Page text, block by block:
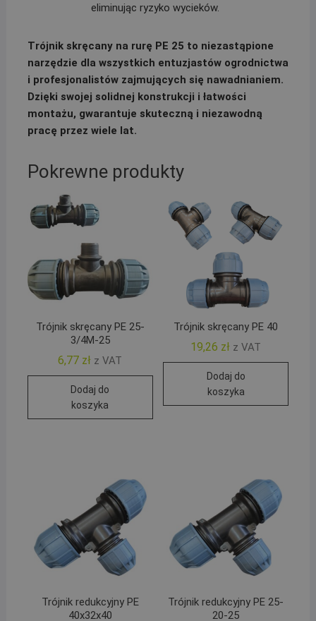
eliminując ryzyko wycieków.
Trójnik skręcany na rurę PE 25 to niezastąpione
narzędzie dla wszystkich entuzjastów ogrodnictwa
i profesjonalistów zajmujących się nawadnianiem.
Dzięki swojej solidnej konstrukcji i łatwości
montażu, gwarantuje skuteczną i niezawodną
pracę przez wiele lat.
Pokrewne produkty
Trójnik skręcany PE 25-
3/4M-25
6,77 zł z VAT
Dodaj do
koszyka
Trójnik skręcany PE 40
19,26 zł z VAT
Dodaj do
koszyka
Trójnik redukcyjny PE
40x32x40
Trójnik redukcyjny PE 25-
20-25